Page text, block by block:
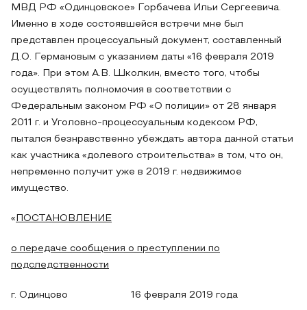
МВД РФ «Одинцовское» Горбачева Ильи Сергеевича.
Именно в ходе состоявшейся встречи мне был
представлен процессуальный документ, составленный
Д.О. Германовым с указанием даты «16 февраля 2019
года». При этом А.В. Школкин, вместо того, чтобы
осуществлять полномочия в соответствии с
Федеральным законом РФ «О полиции» от 28 января
2011 г. и Уголовно-процессуальным кодексом РФ,
пытался безнравственно убеждать автора данной статьи
как участника «долевого строительства» в том, что он,
непременно получит уже в 2019 г. недвижимое
имущество.
« ПОСТАНОВЛЕНИЕ
о передаче сообщения о преступлении по
подследственности
г. Одинцово 16 февраля 2019 года